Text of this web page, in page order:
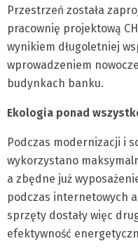
Przestrzeń została
pracownię projektową
wynikiem długoletniej
wprowadzeniem
budynkach banku.
Ekologia ponad
Podczas modernizacji i
wykorzystano
a zbędne już
podczas internetowych
sprzęty dostały więc
efektywność